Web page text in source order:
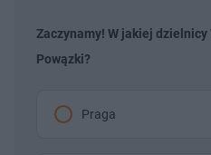
Zaczynamy! W jakiej dzielnicy
Powązki?
Praga